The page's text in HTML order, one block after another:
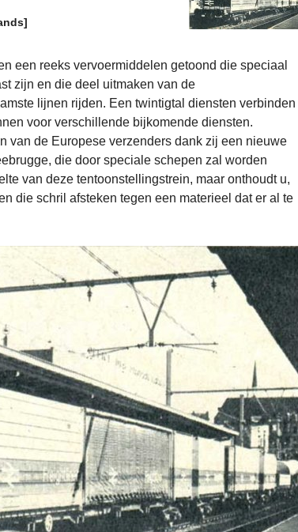
een reeks vervoermiddelen getoond die speciaal
zijn en die deel uitmaken van de
lijnen rijden. Een twintigtal diensten verbinden
voor verschillende bijkomende diensten.
van de Europese verzenders dank zij een nieuwe
die door speciale schepen zal worden
van deze tentoonstellingstrein, maar onthoudt u,
die schril afsteken tegen een materieel dat er al te